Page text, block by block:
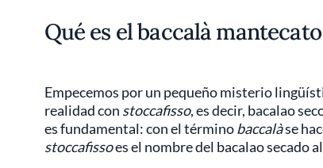
Qué es el baccalà mantecato
Empecemos por un pequeño misterio
realidad con stoccafisso, es decir, bacalao
es fundamental: con el términobaccalàse
stoccafissoes el nombre del bacalao secado